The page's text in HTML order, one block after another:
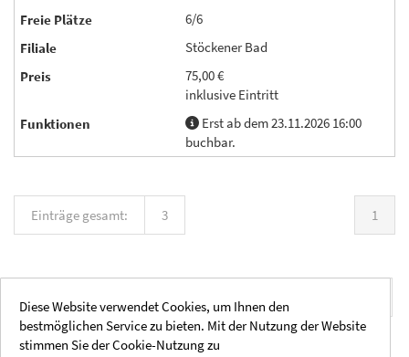
6/6
Stöckener Bad
75,00 €
inklusive Eintritt
Erst ab dem 23.11.2026 16:00
buchbar.
1
Einträge gesamt: 3
Diese Website verwendet Cookies, um Ihnen den
bestmöglichen Service zu bieten. Mit der Nutzung der Website
stimmen Sie der Cookie-Nutzung zu